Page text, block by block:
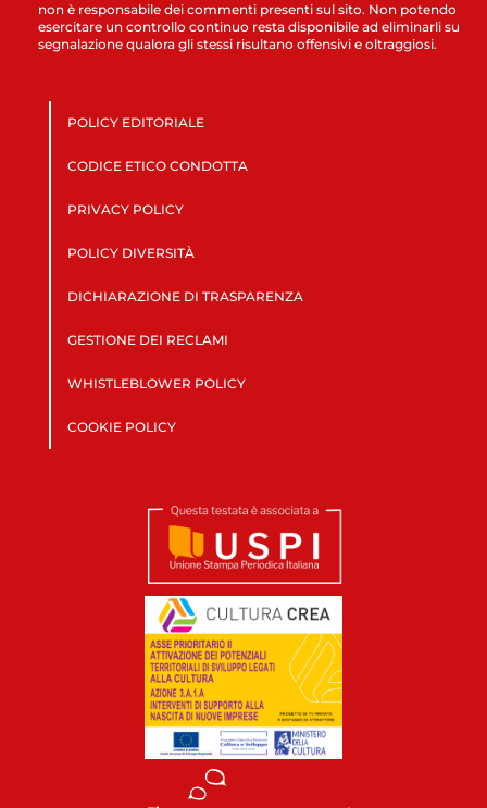
non è responsabile dei commenti presenti sul sito. Non potendo
esercitare un controllo continuo resta disponibile ad eliminarli su
segnalazione qualora gli stessi risultano offensivi e oltraggiosi.
POLICY EDITORIALE
CODICE ETICO CONDOTTA
PRIVACY POLICY
POLICY DIVERSITÀ
DICHIARAZIONE DI TRASPARENZA
GESTIONE DEI RECLAMI
WHISTLEBLOWER POLICY
COOKIE POLICY